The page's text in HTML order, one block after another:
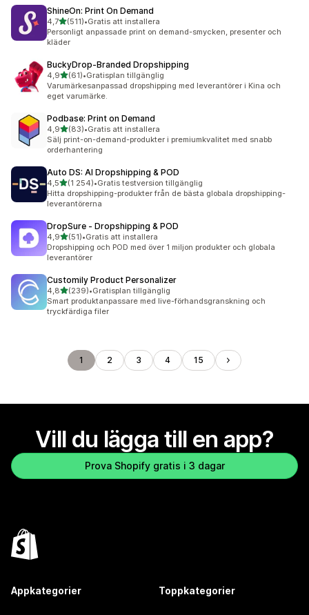
ShineOn: Print On Demand
4,7av 5 stjärnor
(511)
511 recensioner totalt
•Gratis att installera
Personligt anpassade print on demand-smycken, presenter och
kläder
BuckyDrop‑Branded Dropshipping
4,9av 5 stjärnor
(61)
61 recensioner totalt
•Gratisplan tillgänglig
Varumärkesanpassad dropshipping med leverantörer i Kina och
eget varumärke.
Podbase: Print on Demand
4,9av 5 stjärnor
(83)
83 recensioner totalt
•Gratis att installera
Sälj print-on-demand-produkter i premiumkvalitet med snabb
orderhantering
Auto DS: AI Dropshipping & POD
4,5av 5 stjärnor
(1 254)
1254 recensioner totalt
•Gratis testversion tillgänglig
Hitta dropshipping-produkter från de bästa globala dropshipping-
leverantörerna
DropSure ‑ Dropshipping & POD
4,9av 5 stjärnor
(51)
51 recensioner totalt
•Gratis att installera
Dropshipping och POD med över 1 miljon produkter och globala
leverantörer
Customily Product Personalizer
4,8av 5 stjärnor
(239)
239 recensioner totalt
•Gratisplan tillgänglig
Smart produktanpassare med live-förhandsgranskning och
tryckfärdiga filer
1 2 3 4 15
Vill du lägga till en app?
Prova Shopify gratis i 3 dagar
Appkategorier Toppkategorier